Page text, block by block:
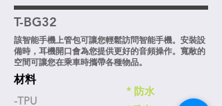
T-BG32
該智能手機上管包可讓您輕鬆訪問智能手機。安裝設
備時，耳機開口會為您提供更好的音頻操作。寬敞的
空間可讓您在乘車時攜帶各種物品。
材料
-TPU
* 防水